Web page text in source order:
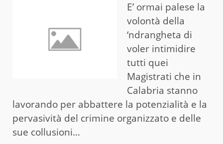
E’ ormai palese la
volontà della
‘ndrangheta di
voler intimidire
tutti quei
Magistrati che in
Calabria stanno
lavorando per abbattere la potenzialità e la
pervasività del crimine organizzato e delle
sue collusioni…